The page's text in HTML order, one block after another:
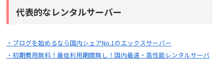
代表的なレンタルサーバー
・ブログを始めるなら国内シェアNo.1のエックスサーバー
・初期費用無料！最低利用期間無し！国内最速・高性能レンタルサーバ